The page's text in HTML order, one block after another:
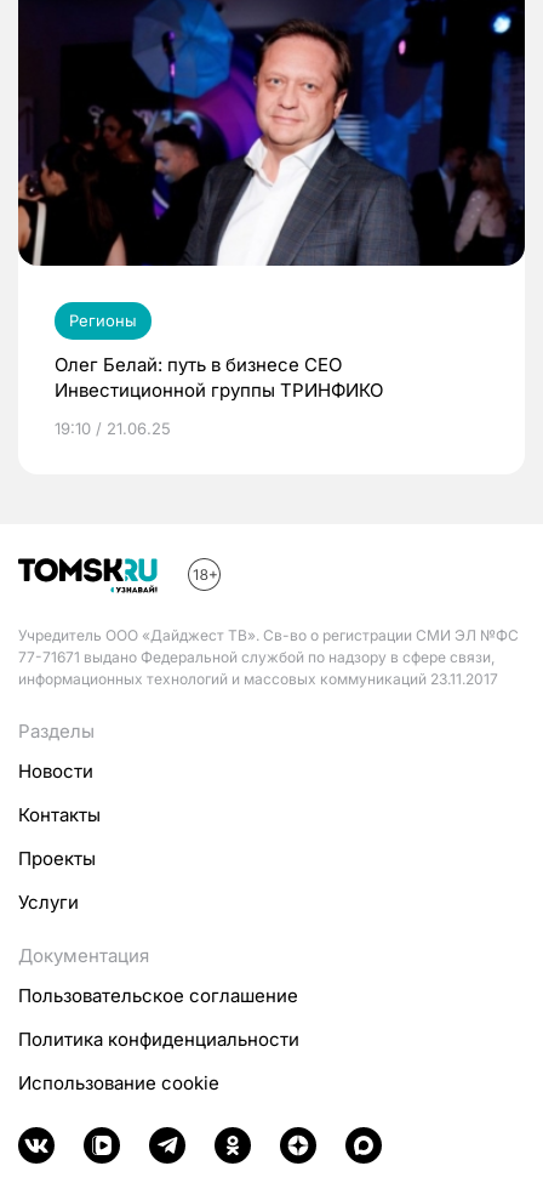
Регионы
Олег Белай: путь в бизнесе CEO
Инвестиционной группы ТРИНФИКО
19:10 / 21.06.25
Учредитель ООО «Дайджест ТВ». Св-во о регистрации СМИ ЭЛ №ФС
77-71671 выдано Федеральной службой по надзору в сфере связи,
информационных технологий и массовых коммуникаций 23.11.2017
Разделы
Новости
Контакты
Проекты
Услуги
Документация
Пользовательское соглашение
Политика конфиденциальности
Использование cookie